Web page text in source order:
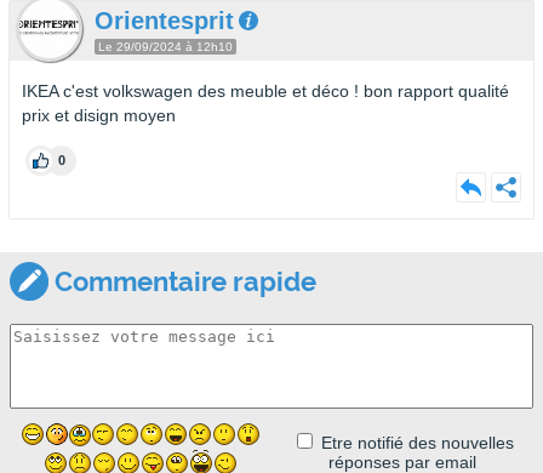
Orientesprit
Le 29/09/2024 à 12h10
IKEA c'est volkswagen des meuble et déco ! bon rapport qualité
prix et disign moyen
0
Commentaire rapide
Etre notifié des nouvelles
réponses par email